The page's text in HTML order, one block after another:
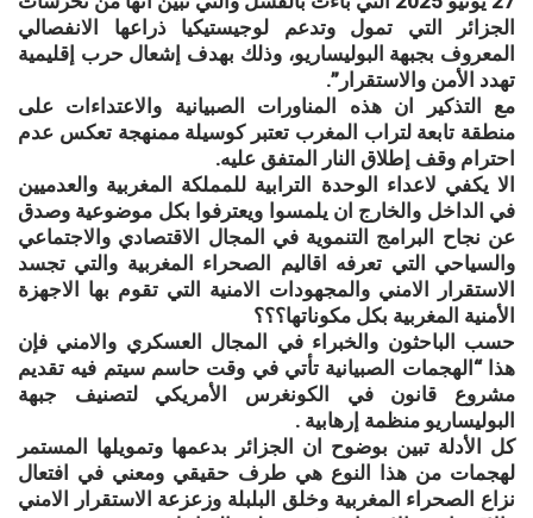
الجزائر التي تمول وتدعم لوجيستيكيا ذراعها الانفصالي
المعروف بجبهة البوليساريو، وذلك بهدف إشعال حرب إقليمية
تهدد الأمن والاستقرار”.
مع التذكير ان هذه المناورات الصبيانية والاعتداءات على
منطقة تابعة لتراب المغرب تعتبر كوسيلة ممنهجة تعكس عدم
احترام وقف إطلاق النار المتفق عليه.
الا يكفي لاعداء الوحدة الترابية للمملكة المغربية والعدميين
في الداخل والخارج ان يلمسوا ويعترفوا بكل موضوعية وصدق
عن نجاح البرامج التنموية في المجال الاقتصادي والاجتماعي
والسياحي التي تعرفه اقاليم الصحراء المغربية والتي تجسد
الاستقرار الامني والمجهودات الامنية التي تقوم بها الاجهزة
الأمنية المغربية بكل مكوناتها؟؟؟
حسب الباحثون والخبراء في المجال العسكري والامني فإن
هذا “الهجمات الصبيانية تأتي في وقت حاسم سيتم فيه تقديم
مشروع قانون في الكونغرس الأمريكي لتصنيف جبهة
البوليساريو منظمة إرهابية .
كل الأدلة تبين بوضوح ان الجزائر بدعمها وتمويلها المستمر
لهجمات من هذا النوع هي طرف حقيقي ومعني في افتعال
نزاع الصحراء المغربية وخلق البلبلة وزعزعة الاستقرار الامني